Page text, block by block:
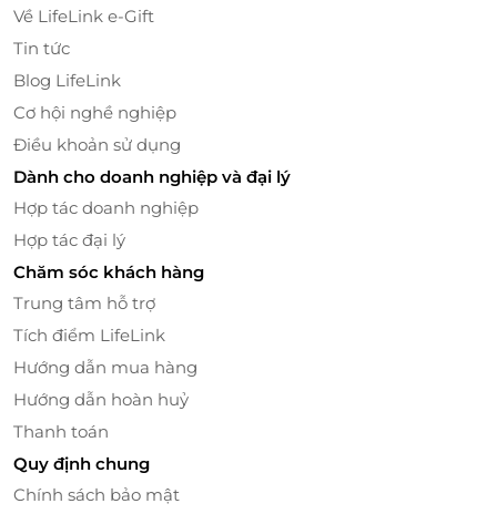
Về LifeLink e-Gift
Tin tức
Blog LifeLink
Cơ hội nghề nghiệp
Điều khoản sử dụng
Dành cho doanh nghiệp và đại lý
Hợp tác doanh nghiệp
Hợp tác đại lý
Chăm sóc khách hàng
Trung tâm hỗ trợ
Tích điểm LifeLink
Hướng dẫn mua hàng
Hướng dẫn hoàn huỷ
Thanh toán
Quy định chung
Chính sách bảo mật